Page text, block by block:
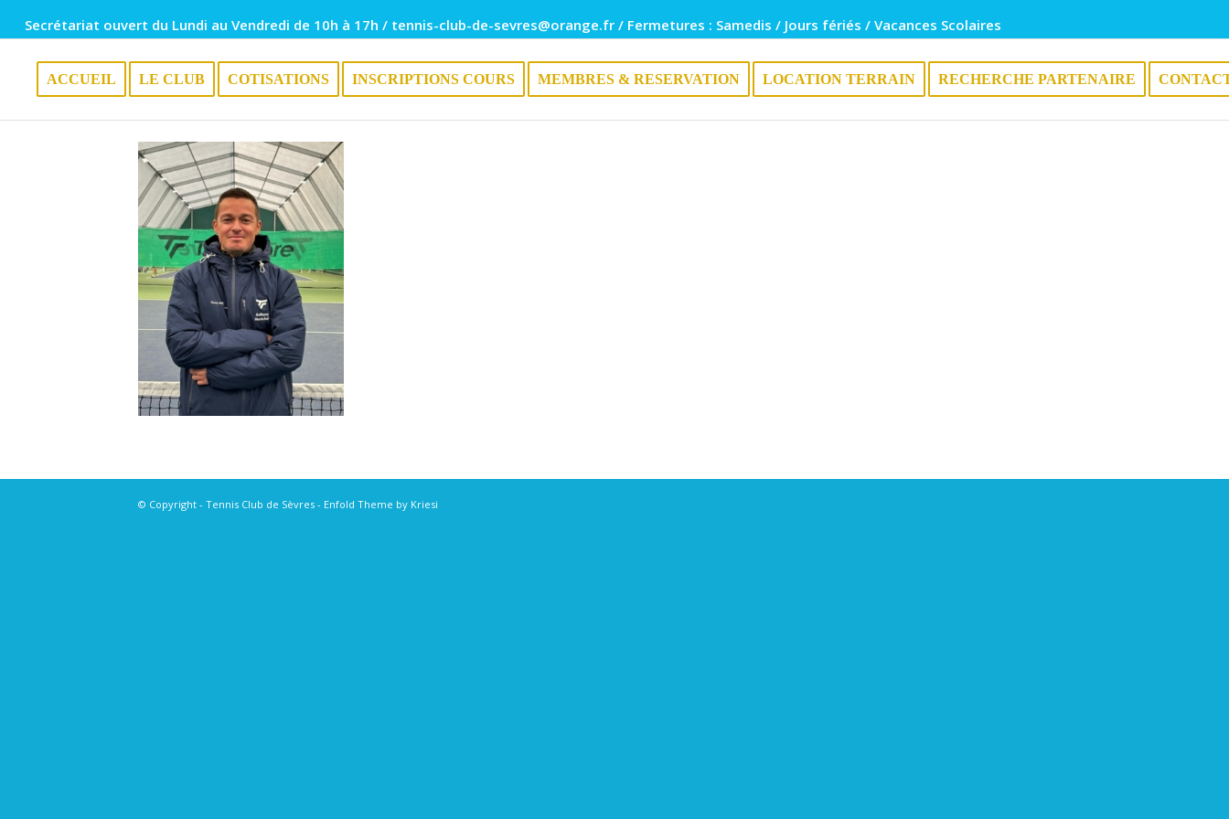
Secrétariat ouvert du Lundi au Vendredi de 10h à 17h / tennis-club-de-sevres@orange.fr / Fermetures : Samedis / Jours fériés / Vacances Scolaires
ACCUEIL LE CLUB COTISATIONS INSCRIPTIONS COURS MEMBRES & RESERVATION LOCATION TERRAIN RECHERCHE PARTENAIRE
© Copyright - Tennis Club de Sèvres - Enfold Theme by Kriesi